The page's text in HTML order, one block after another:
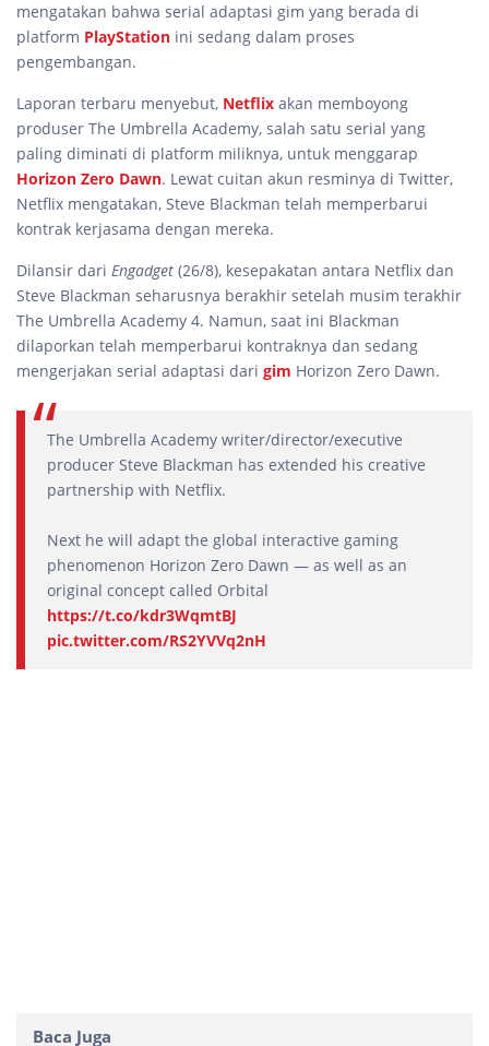
mengatakan bahwa serial adaptasi gim yang berada di
platform PlayStation ini sedang dalam proses
pengembangan.
Laporan terbaru menyebut, Netflix akan memboyong
produser The Umbrella Academy, salah satu serial yang
paling diminati di platform miliknya, untuk menggarap
Horizon Zero Dawn. Lewat cuitan akun resminya di Twitter,
Netflix mengatakan, Steve Blackman telah memperbarui
kontrak kerjasama dengan mereka.
Dilansir dari Engadget (26/8), kesepakatan antara Netflix dan
Steve Blackman seharusnya berakhir setelah musim terakhir
The Umbrella Academy 4. Namun, saat ini Blackman
dilaporkan telah memperbarui kontraknya dan sedang
mengerjakan serial adaptasi dari gim Horizon Zero Dawn.
The Umbrella Academy writer/director/executive
producer Steve Blackman has extended his creative
partnership with Netflix.
Next he will adapt the global interactive gaming
phenomenon Horizon Zero Dawn — as well as an
original concept called Orbital
https://t.co/kdr3WqmtBJ
pic.twitter.com/RS2YVVq2nH
Baca Juga